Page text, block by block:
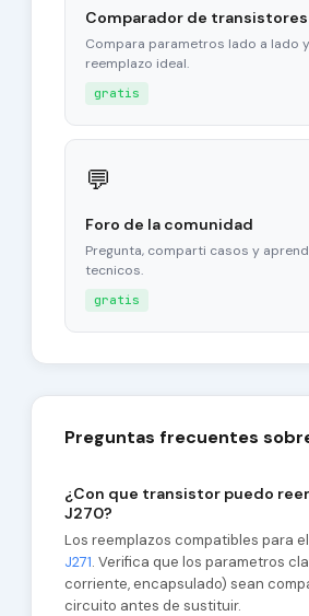
Comparador de transistores
Compara parametros lado a lado
reemplazo ideal.
gratis
💬
Foro de la comunidad
Pregunta, comparti casos y
tecnicos.
gratis
Preguntas frecuentes
¿Con que transistor puedo
J270?
Los reemplazos compatibles para
J271. Verifica que los parametros
corriente, encapsulado) sean
circuito antes de sustituir.